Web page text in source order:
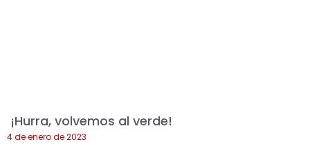
¡Hurra, volvemos al verde!
4 de enero de 2023